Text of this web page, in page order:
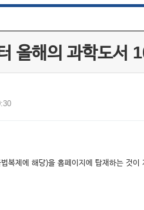
올해의 과학도서
복제에 해당)을 홈페이지에 탑재하는 것